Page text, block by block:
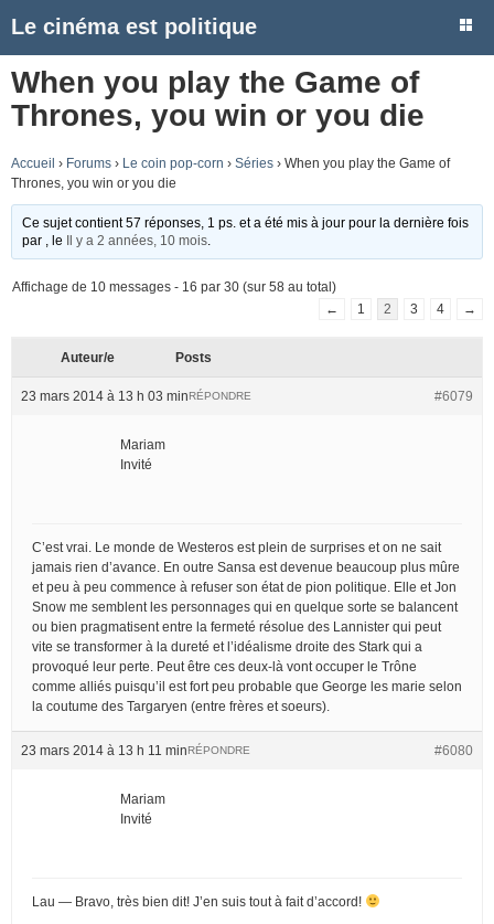
Le cinéma est politique
When you play the Game of
Thrones, you win or you die
Accueil › Forums › Le coin pop-corn › Séries › When you play the Game of
Thrones, you win or you die
Ce sujet contient 57 réponses, 1 ps. et a été mis à jour pour la dernière fois
par
, le Il y a 2 années, 10 mois
Affichage de 10 messages - 16 par 30 (sur 58 au total)
←
1 2 3 4 →
Auteur/e Posts
23 mars 2014 à 13 h 03 min #6079
RÉPONDRE
Mariam
Invité
C’est vrai. Le monde de Westeros est plein de surprises et on ne sait
jamais rien d’avance. En outre Sansa est devenue beaucoup plus mûre
et peu à peu commence à refuser son état de pion politique. Elle et Jon
Snow me semblent les personnages qui en quelque sorte se balancent
ou bien pragmatisent entre la fermeté résolue des Lannister qui peut
vite se transformer à la dureté et l’idéalisme droite des Stark qui a
provoqué leur perte. Peut être ces deux-là vont occuper le Trône
comme alliés puisqu’il est fort peu probable que George les marie selon
la coutume des Targaryen (entre frères et soeurs).
23 mars 2014 à 13 h 11 min #6080
RÉPONDRE
Mariam
Invité
Lau — Bravo, très bien dit! J’en suis tout à fait d’accord!